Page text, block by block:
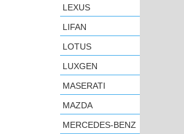
LEXUS
LIFAN
LOTUS
LUXGEN
MASERATI
MAZDA
MERCEDES-BENZ